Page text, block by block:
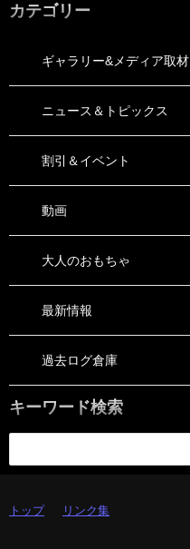
カテゴリー
ギャラリー&メディア取材
ニュース＆トピックス
割引＆イベント
動画
大人のおもちゃ
最新情報
過去ログ倉庫
キーワード検索
トップ リンク集